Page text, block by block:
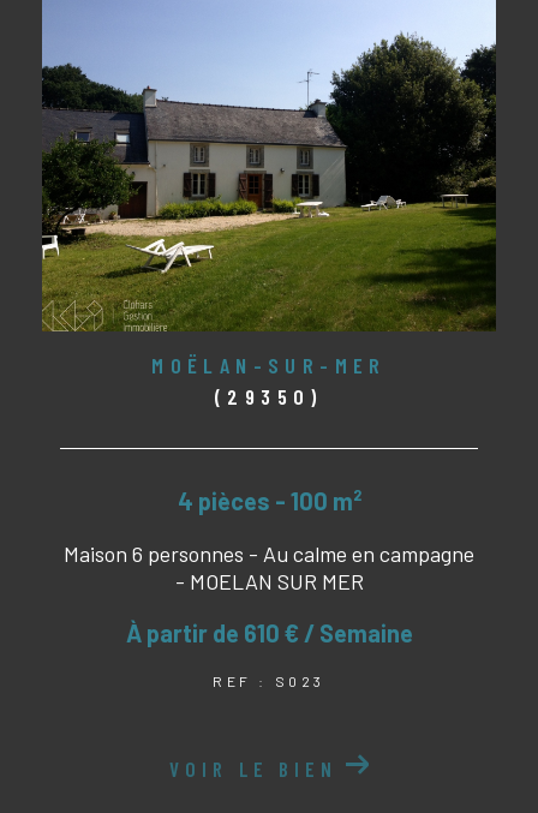
MOËLAN-SUR-MER
(29350)
4 pièces - 100 m²
Maison 6 personnes - Au calme en campagne
- MOELAN SUR MER
À partir de 610 € / Semaine
REF : S023
VOIR LE BIEN